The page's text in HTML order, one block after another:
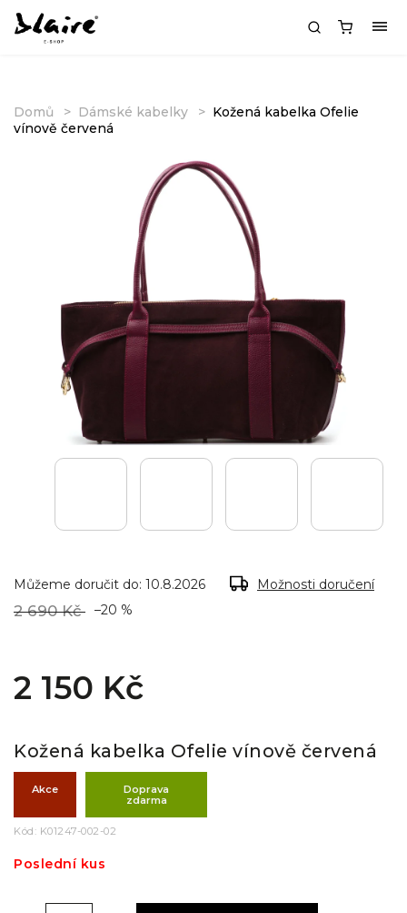
Domů Dámské kabelky
Kožená kabelka Ofelie
vínově červená
Můžeme doručit do: 10.8.2026 Možnosti doručení
2 690 Kč –20 %
2 150 Kč
Kožená kabelka Ofelie vínově červená
Akce
Doprava
zdarma
Kód: K01247-002-02
Poslední kus